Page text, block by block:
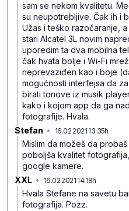
sam se nekom kvalitetu.
su neupotrebljive. Čak ih i
Užas i teško razočaranje,
stari Alcatel 3L novim
uporedim ta dva mobilna
čak hvata bolje i Wi-Fi
neprevaziđen kao i boje
mogućnosti interfejsa da
birati tonove iz musik
kako i kojom app da ga
fotografije. Hvala.
Stefan • 16.02.2021 13:35h
Mislim da možeš da
poboljša kvalitet
google kamere.
XXL • 16.02.2021 14:18h
Hvala Stefane na savetu
fotografija. Pozz.